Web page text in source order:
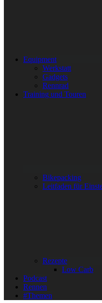
Equipment
Werkstatt
Gadgets
Rennrad
Training und Touren
Bikepacking
Leitfaden für
Rezepte
Low Carb
Podcast
Rennen
#Themen